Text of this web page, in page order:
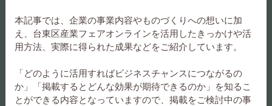
TIGER パラコード製作キッ
ト マルチホルダー
TIGER パラコード製作キッ
ト ショルダーストラップ
本記事では、企業の事業内容やものづくりへの想いに加
え、台東区産業フェアオンラインを活用したきっかけや活
用方法、実際に得られた成果などをご紹介しています。
「どのように活用すればビジネスチャンスにつながるの
か」「掲載するとどんな効果が期待できるのか」を知るこ
とができる内容となっていますので、掲載をご検討中の事